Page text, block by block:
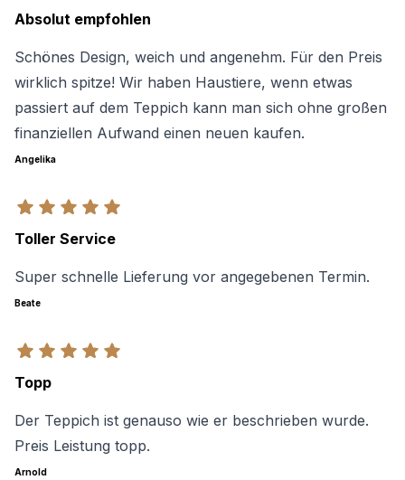
Absolut empfohlen
Schönes Design, weich und angenehm. Für den Preis
wirklich spitze! Wir haben Haustiere, wenn etwas
passiert auf dem Teppich kann man sich ohne großen
finanziellen Aufwand einen neuen kaufen.
Angelika
Toller Service
Super schnelle Lieferung vor angegebenen Termin.
Beate
Topp
Der Teppich ist genauso wie er beschrieben wurde.
Preis Leistung topp.
Arnold